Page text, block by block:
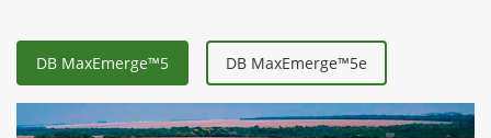
DB MaxEmerge™5 DB MaxEmerge™5e